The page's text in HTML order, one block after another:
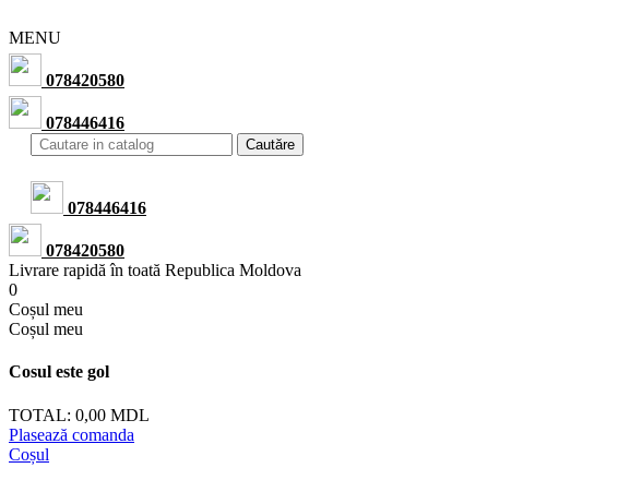
MENU
078420580
078446416
Cautăre
078446416
078420580
Livrare rapidă în toată Republica Moldova
0
Сoșul meu
Сoșul meu
Cosul este gol
TOTAL: 0,00 MDL
Plasează comanda
Coșul